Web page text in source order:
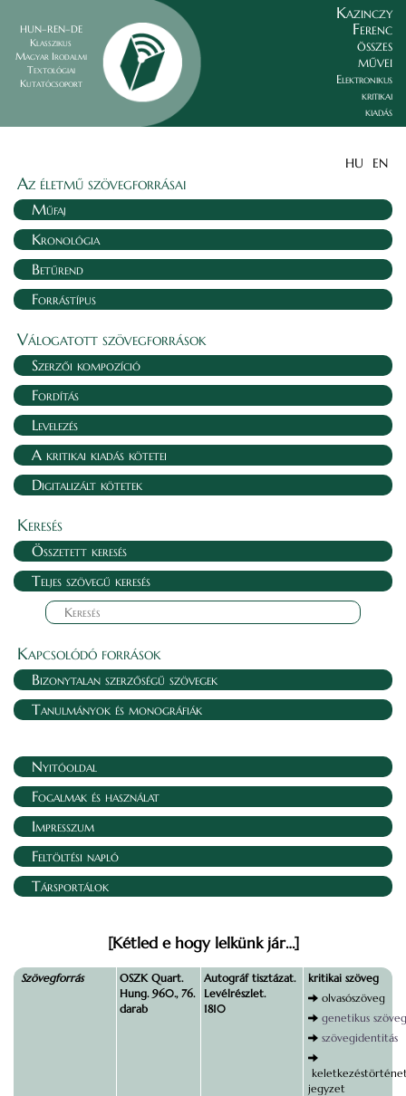
HUN–REN–DE
Klasszikus
Magyar Irodalmi
Textológiai
Kutatócsoport
Kazinczy
Ferenc
összes
művei
Elektronikus
kritikai
kiadás
HU EN
Az életmű szövegforrásai
Műfaj
Kronológia
Betűrend
Forrástípus
Válogatott szövegforrások
Szerzői kompozíció
Fordítás
Levelezés
A kritikai kiadás kötetei
Digitalizált kötetek
Keresés
Összetett keresés
Teljes szövegű keresés
Kapcsolódó források
Bizonytalan szerzőségű szövegek
Tanulmányok és monográfiák
Nyitóoldal
Fogalmak és használat
Impresszum
Feltöltési napló
Társportálok
[Kétled e hogy lelkünk jár…]
Szövegforrás
OSZK Quart.
Hung. 960., 76.
darab
Autográf tisztázat.
Levélrészlet.
1810
kritikai szöveg
olvasószöveg
genetikus szöveg
szövegidentitás
jegyzet